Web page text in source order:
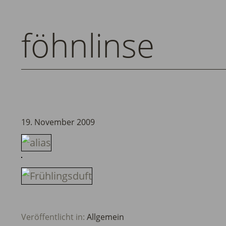
föhnlinse
19. November 2009
Veröffentlicht in: Allgemein